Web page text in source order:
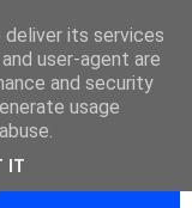
its services
user-agent are
and security
usage
IT